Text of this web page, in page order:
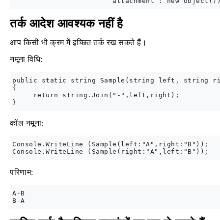
तर्क आदेश आवश्यक नहीं है
आप किसी भी क्रम में इच्छित तर्क रख सकते हैं।
नमूना विधि:
public static string Sample(string left, string
{
     return string.Join("-",left,right);
कॉल नमूना:
Console.WriteLine (Sample(left:"A",right:"B"));
परिणाम:
A-B